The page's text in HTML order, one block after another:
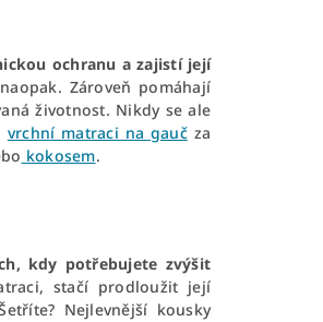
ochranu a zajistí její
Zároveň pomáhají
životnost. Nikdy se ale
vrchní matraci na gaučza
kokosem.
kdy potřebujete zvýšit
stačí prodloužit její
Nejlevnější kousky